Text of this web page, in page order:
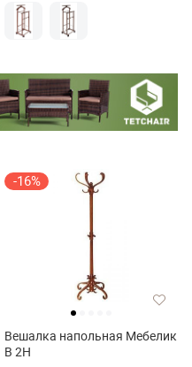
-16%
Вешалка напольная Мебелик
В 2Н